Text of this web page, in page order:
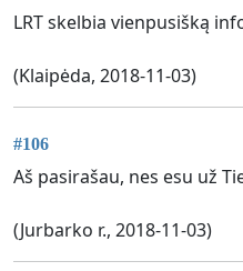
LRT skelbia vienpusišką
(Klaipėda, 2018-11-03)
#106
Aš pasirašau, nes esu už
(Jurbarko r., 2018-11-03)